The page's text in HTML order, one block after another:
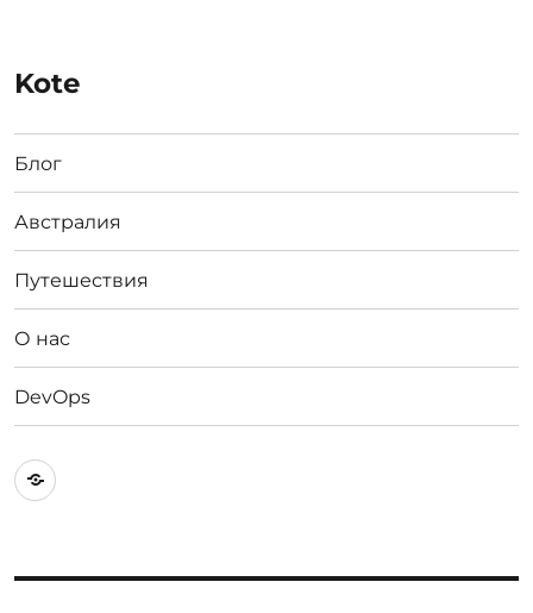
Kote
Блог
Австралия
Путешествия
О нас
DevOps
Австралия